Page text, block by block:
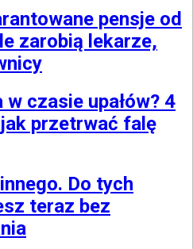
pensje od
zarobią lekarze,
czasie upałów? 4
przetrwać falę
Do tych
teraz bez